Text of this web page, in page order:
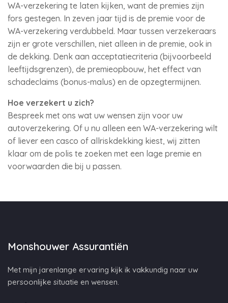
WA-verzekering te laten kijken, want de premies zijn
fors gestegen. In zeven jaar tijd is de premie voor de
WA-verzekering verdubbeld. Maar tussen verzekeraars
zijn er grote verschillen, niet alleen in de premie, ook in
de dekking. Denk aan acceptatiecriteria (bijvoorbeeld
leeftijdsgrenzen), de premieopbouw, het effect van
schadeclaims (bonus-malus) en de opzegtermijnen.
Hoe verzekert u zich?
Bespreek met ons wat uw wensen zijn voor uw
autoverzekering. Of u nu alleen een WA-verzekering wilt
of liever een casco of allriskdekking kiest, wij zitten
klaar om de polis te zoeken met een lage premie en
voorwaarden die bij u passen.
Monshouwer Assurantiën
Met mijn jarenlange ervaring kijk ik vakkundig naar uw
persoonlijke situatie en wensen.